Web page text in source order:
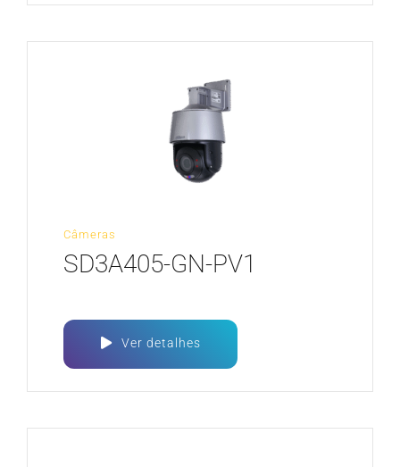
Câmeras
SD3A405-GN-PV1
Ver detalhes